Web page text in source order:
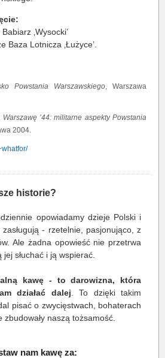
‚Wysocki’
Baza Lotnicza ‚Łużyce’.
Powstania Warszawskiego, Warszawa
Warszawę ’44: militarne aspekty Powstania
2004.
historie?
opowiadamy dzieje Polski i
- rzetelnie, pasjonująco, z
Ale żadna opowieść nie przetrwa
słuchać i ją wspierać.
kawę - to darowizna, która
działać dalej . To dzięki takim
pisać o zwycięstwach, bohaterach
naszą tożsamość.
nam kawę za: